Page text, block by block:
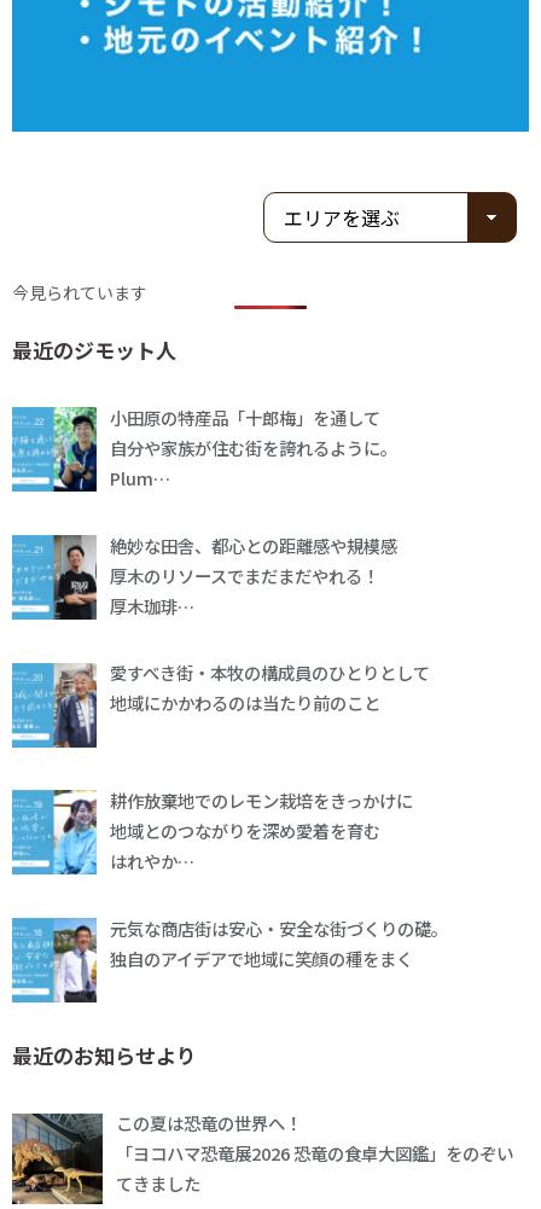
今見られています
最近のジモット人
小田原の特産品「十郎梅」を通して
自分や家族が住む街を誇れるように。
Plum…
絶妙な田舎、都心との距離感や規模感
厚木のリソースでまだまだやれる！
厚木珈琲…
愛すべき街・本牧の構成員のひとりとして
地域にかかわるのは当たり前のこと
耕作放棄地でのレモン栽培をきっかけに
地域とのつながりを深め愛着を育む
はれやか…
元気な商店街は安心・安全な街づくりの礎。
独自のアイデアで地域に笑顔の種をまく
最近のお知らせより
この夏は恐竜の世界へ！
「ヨコハマ恐竜展2026 恐竜の食卓大図鑑」をのぞい
てきました